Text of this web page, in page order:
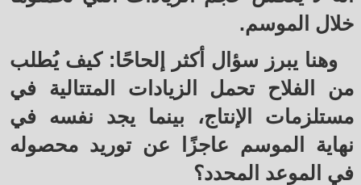
خلال الموسم.
وهنا يبرز سؤال أكثر إلحاحًا: كيف يُطلب
من الفلاح تحمل الزيادات المتتالية في
مستلزمات الإنتاج، بينما يجد نفسه في
نهاية الموسم عاجزًا عن توريد محصوله
في الموعد المحدد؟